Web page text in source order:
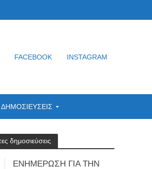
FACEBOOK INSTAGRAM
δημοσιεύσεις
ΕΝΗΜΕΡΩΣΗ ΓΙΑ ΤΗΝ